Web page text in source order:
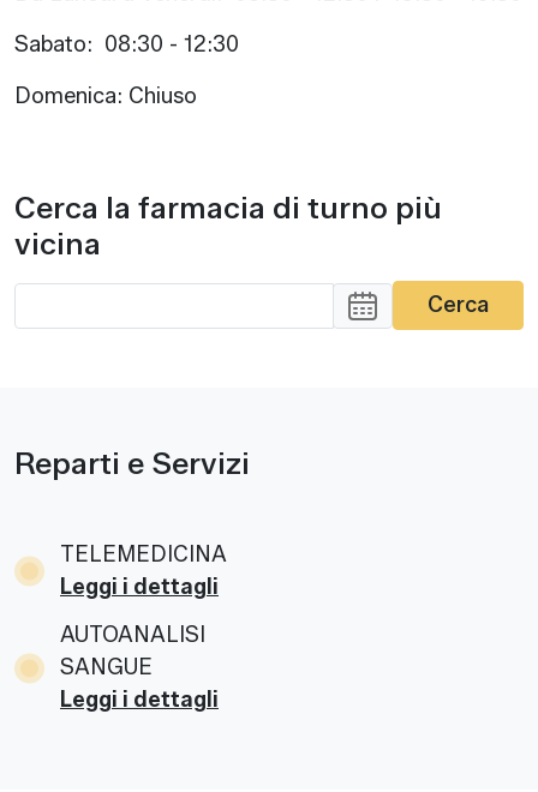
Sabato: 08:30 - 12:30
Domenica: Chiuso
Cerca la farmacia di turno più
vicina
Cerca
Reparti e Servizi
TELEMEDICINA
Leggi i dettagli
AUTOANALISI
SANGUE
Leggi i dettagli